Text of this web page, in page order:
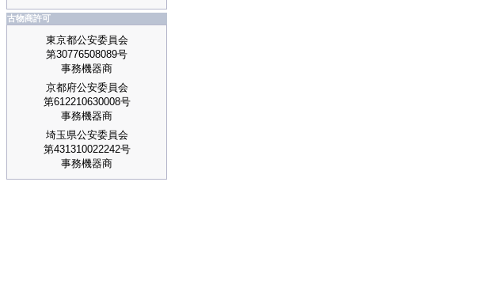
古物商許可
東京都公安委員会
第30776508089号
事務機器商
京都府公安委員会
第612210630008号
事務機器商
埼玉県公安委員会
第431310022242号
事務機器商